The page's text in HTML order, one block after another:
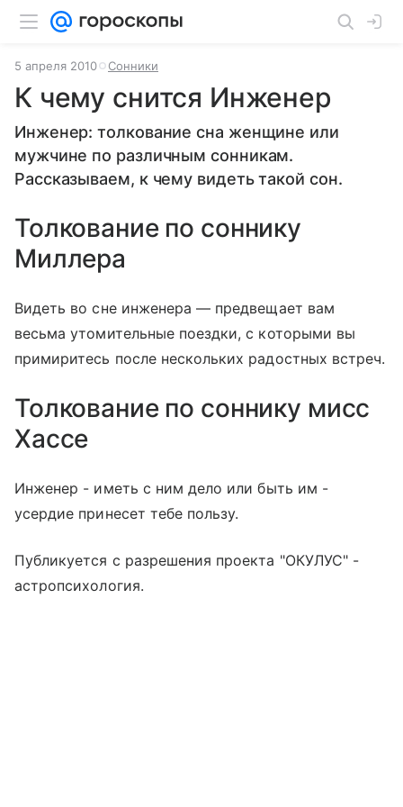
5 апреля 2010 Сонники
К чему снится Инженер
Инженер: толкование сна женщине или
мужчине по различным сонникам.
Рассказываем, к чему видеть такой сон.
Толкование по соннику
Миллера
Видеть во сне инженера — предвещает вам
весьма утомительные поездки, с которыми вы
примиритесь после нескольких радостных встреч.
Толкование по соннику мисс
Хассе
Инженер - иметь с ним дело или быть им -
усердие принесет тебе пользу.
Публикуется с разрешения проекта "ОКУЛУС" -
астропсихология.